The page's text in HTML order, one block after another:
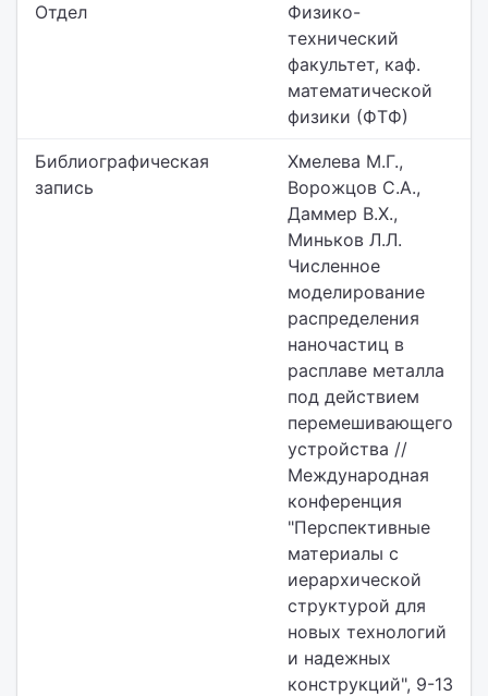
Отдел
Физико-
технический
факультет, каф.
математической
физики (ФТФ)
Библиографическая
запись
Хмелева М.Г.,
Ворожцов С.А.,
Даммер В.Х.,
Миньков Л.Л.
Численное
моделирование
распределения
наночастиц в
расплаве металла
под действием
перемешивающего
устройства //
Международная
конференция
"Перспективные
материалы с
иерархической
структурой для
новых технологий
и надежных
конструкций", 9-13